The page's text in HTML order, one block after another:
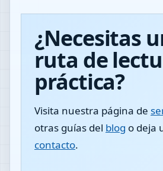
¿Necesitas
ruta de
práctica?
Visita nuestra página de
otras guías del blog o deja
contacto.